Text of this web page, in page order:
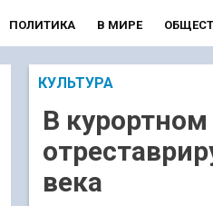
ПОЛИТИКА В МИРЕ
КУЛЬТУРА
В
века